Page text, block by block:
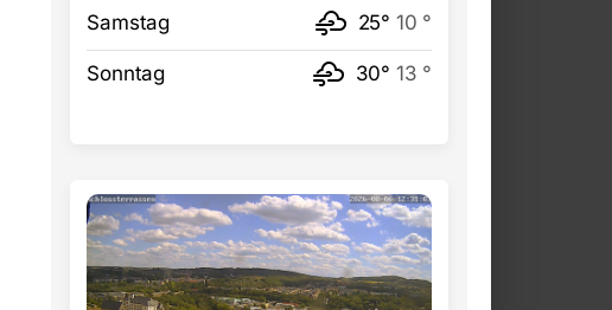
Samstag 25° 10 °
Sonntag 30° 13 °